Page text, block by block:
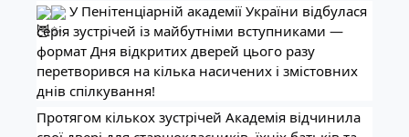
У Пенітенціарній академії України відбулася
серія зустрічей із майбутніми вступниками —
формат Дня відкритих дверей цього разу
перетворився на кілька насичених і змістовних
днів спілкування!
Протягом кількох зустрічей Академія відчинила